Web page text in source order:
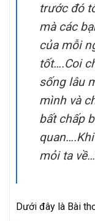
trước đó
mà các
của mỗi
tốt….Coi
sống lâu
mình và
bất chấp
mỏi ta
Dưới đây là Bài